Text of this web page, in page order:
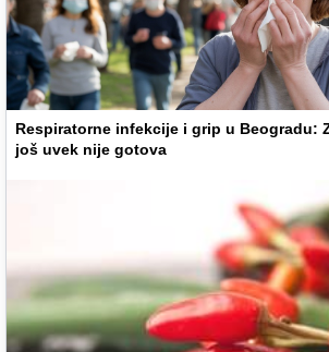
Respiratorne infekcije i grip u Beogradu:
još uvek nije gotova